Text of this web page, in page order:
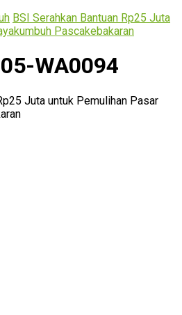
BSI Serahkan Bantuan Rp25 Juta
Pascakebakaran
WA0094